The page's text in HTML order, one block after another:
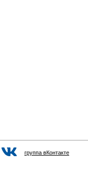
группа вКонтакте